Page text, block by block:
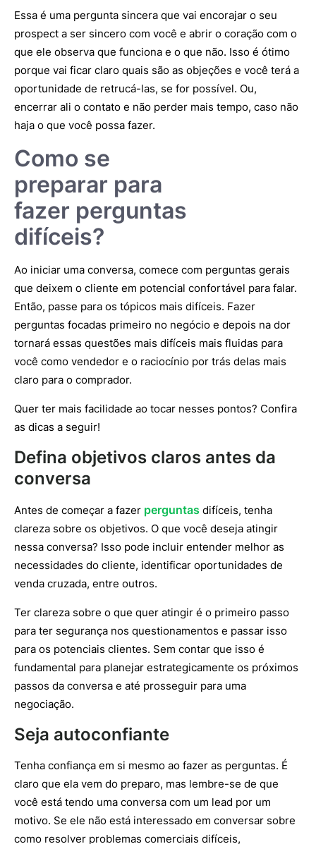
Essa é uma pergunta sincera que vai encorajar o seu
prospect a ser sincero com você e abrir o coração com o
que ele observa que funciona e o que não. Isso é ótimo
porque vai ficar claro quais são as objeções e você terá a
oportunidade de retrucá-las, se for possível. Ou,
encerrar ali o contato e não perder mais tempo, caso não
haja o que você possa fazer.
Como se
preparar para
fazer perguntas
difíceis?
Ao iniciar uma conversa, comece com perguntas gerais
que deixem o cliente em potencial confortável para falar.
Então, passe para os tópicos mais difíceis. Fazer
perguntas focadas primeiro no negócio e depois na dor
tornará essas questões mais difíceis mais fluidas para
você como vendedor e o raciocínio por trás delas mais
claro para o comprador.
Quer ter mais facilidade ao tocar nesses pontos? Confira
as dicas a seguir!
Defina objetivos claros antes da
conversa
Antes de começar a fazer perguntas difíceis, tenha
clareza sobre os objetivos. O que você deseja atingir
nessa conversa? Isso pode incluir entender melhor as
necessidades do cliente, identificar oportunidades de
venda cruzada, entre outros.
Ter clareza sobre o que quer atingir é o primeiro passo
para ter segurança nos questionamentos e passar isso
para os potenciais clientes. Sem contar que isso é
fundamental para planejar estrategicamente os próximos
passos da conversa e até prosseguir para uma
negociação.
Seja autoconfiante
Tenha confiança em si mesmo ao fazer as perguntas. É
claro que ela vem do preparo, mas lembre-se de que
você está tendo uma conversa com um lead por um
motivo. Se ele não está interessado em conversar sobre
como resolver problemas comerciais difíceis,